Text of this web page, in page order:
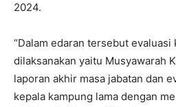
2024.
“Dalam edaran tersebut evaluasi
dilaksanakan yaitu Musyawarah
laporan akhir masa jabatan dan
kepala kampung lama dengan